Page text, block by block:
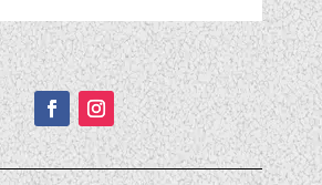
Подписывайтесь!